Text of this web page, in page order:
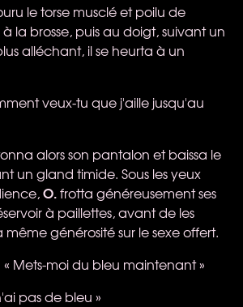
le torse musclé et poilu de
la brosse, puis au doigt, suivant un
alléchant, il se heurta à un
veux-tu que j'aille jusqu'au
alors son pantalon et baissa le
un gland timide. Sous les yeux
O.frotta généreusement ses
à paillettes, avant de les
générosité sur le sexe offert.
« Mets-moi du bleu maintenant »
pas de bleu »